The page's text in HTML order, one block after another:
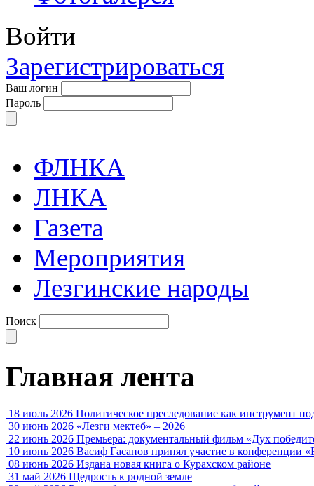
Войти
Зарегистрироваться
Ваш логин
Пароль
ФЛНКА
ЛНКА
Газета
Мероприятия
Лезгинские народы
Поиск
Главная лента
18 июль 2026 Политическое преследование как инструмент
30 июнь 2026 «Лезги мектеб» – 2026
22 июнь 2026 Премьера: документальный фильм «Дух
10 июнь 2026 Васиф Гасанов принял участие в конференции
08 июнь 2026 Издана новая книга о Курахском районе
31 май 2026 Щедрость к родной земле